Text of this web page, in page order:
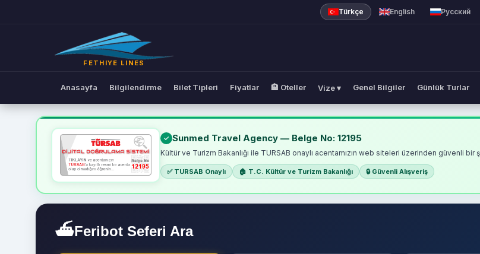
Türkçe English Русский
FETHIYE LINES
Anasayfa Bilgilendirme Bilet Tipleri Fiyatlar 🏨 Oteller Vize ▾ Genel Bilgiler Günlük Turlar
Online Feribot Bileti | Fethiye Lines
Sunmed Travel Agency — Belge No: 12195
Kültür ve Turizm Bakanlığı ile TURSAB onaylı acentamızın web siteleri üzerinden güvenli
✅ TURSAB Onaylı 🏠 T.C. Kültür ve Turizm Bakanlığı 🔒 Güvenli Alışveriş
⛴Feribot Seferi Ara